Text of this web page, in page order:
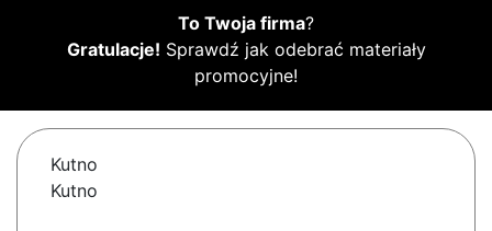
To Twoja firma?
Gratulacje! Sprawdź jak odebrać materiały
promocyjne!
Kutno
Kutno